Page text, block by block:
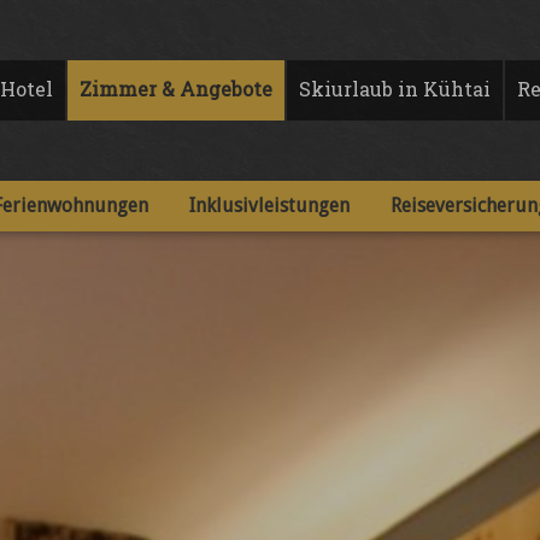
Hotel Zimmer & Angebote Skiurlaub in Kühtai
Inklusivleistungen